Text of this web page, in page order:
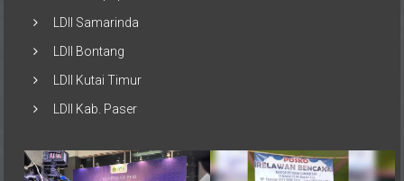
LDII Samarinda
LDII Kutai Timur